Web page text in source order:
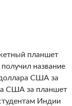
планшет
название
США за
США за планшет
Индии